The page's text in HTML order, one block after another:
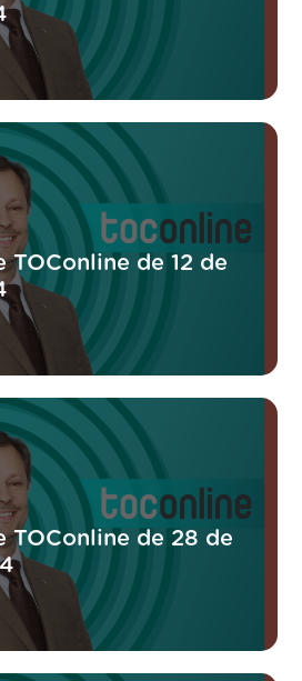
TOConline de 12 de
TOConline de 28 de